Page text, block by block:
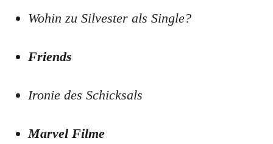
Wohin zu Silvester als Single?
Friends
Ironie des Schicksals
Marvel Filme